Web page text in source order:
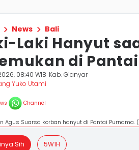
News Bali
Laki Hanyut
di
08:40 WIB Kab. Gianyar
Yuko Utami
Channel
Agus Suarsa korban hanyut di Pantai Purnama.
Sih 5W1H